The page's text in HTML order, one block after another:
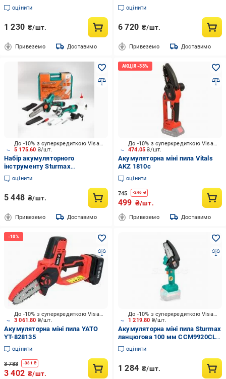
оцінити
1 230 ₴/шт.
Привеземо Доставимо
оцінити
6 720 ₴/шт.
Привеземо Доставимо
5 175.60 ₴/шт.
До -10% з суперкредиткою Visa Вигода
Набір акумуляторного
інструменту Sturmax
SCM2161C-SET
оцінити
5 448 ₴/шт.
Привеземо Доставимо
474.05₴/шт.
До -10% з суперкредиткою Visa Вигода
Акумуляторна міні пила Vitals
AKZ 1810c
оцінити
745 -246 ₴
499 ₴/шт.
Привеземо Доставимо
3 061.80 ₴/шт.
До -10% з суперкредиткою Visa Вигода
Акумуляторна міні пила YATO
YT-828135
оцінити
3 783 -381 ₴
3 402 ₴/шт.
1 219.80 ₴/шт.
До -10% з суперкредиткою Visa Вигода
Акумуляторна міні пила Sturmax
ланцюгова 100 мм CCM9920CLM
(без акб та ЗП)
оцінити
1 284 ₴/шт.